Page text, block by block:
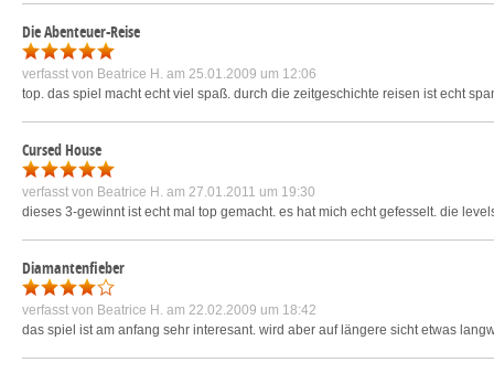
Die Abenteuer-Reise
verfasst von Beatrice H. am 25.01.2009 um 12:06
top. das spiel macht echt viel spaß. durch die zeitgeschichte reisen ist echt
Cursed House
verfasst von Beatrice H. am 27.01.2011 um 19:30
dieses 3-gewinnt ist echt mal top gemacht. es hat mich echt gefesselt. die
Diamantenfieber
verfasst von Beatrice H. am 22.02.2009 um 18:42
das spiel ist am anfang sehr interesant. wird aber auf längere sicht etwas